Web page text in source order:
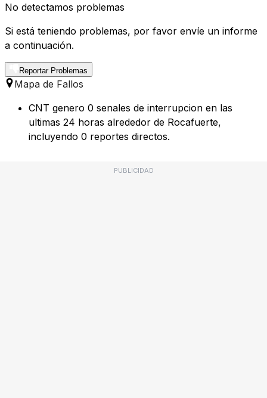
No detectamos problemas
Si está teniendo problemas, por favor envíe un informe
a continuación.
Reportar Problemas
Mapa de Fallos
CNT genero 0 senales de interrupcion en las
ultimas 24 horas alrededor de Rocafuerte,
incluyendo 0 reportes directos.
PUBLICIDAD